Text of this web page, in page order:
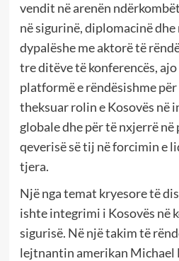
vendit në arenën
në sigurinë, diplomacinë
dypalëshe me aktorë të
tre ditëve të konferencës,
platformë e rëndësishme
theksuar rolin e Kosovës në
globale dhe për të nxjerrë në
qeverisë së tij në forcimin e
tjera.
Një nga temat kryesore të
ishte integrimi i Kosovës në
sigurisë. Në një takim të
lejtnantin amerikan Michael